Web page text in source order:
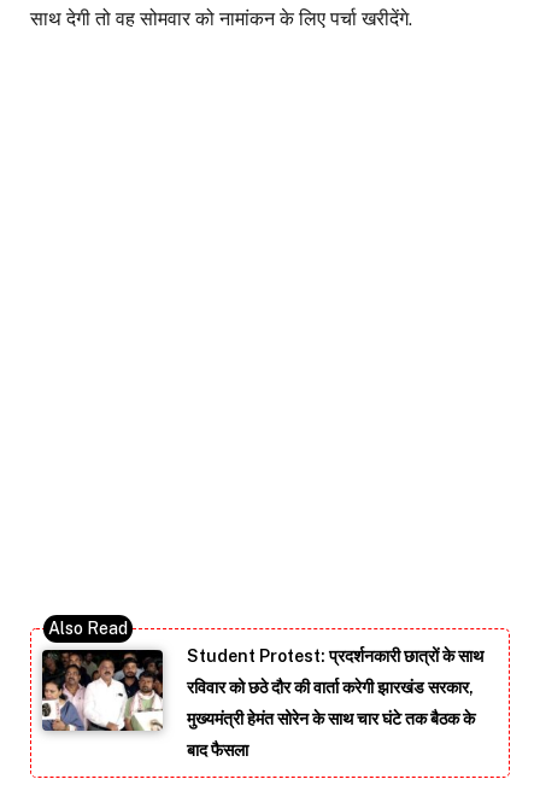
साथ देगी तो वह सोमवार को नामांकन के लिए पर्चा खरीदेंगे.
Student Protest: प्रदर्शनकारी छात्रों के साथ
रविवार को छठे दौर की वार्ता करेगी झारखंड सरकार,
मुख्यमंत्री हेमंत सोरेन के साथ चार घंटे तक बैठक के
बाद फैसला